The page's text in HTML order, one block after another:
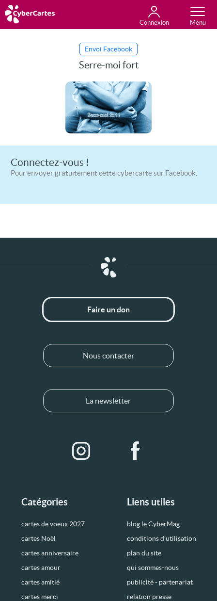
Connexion
Toutes les cartes
Envoi Facebook
Serre-moi fort
Connectez-vous !
Pour envoyer gratuitement cette cybercarte sur Facebook.
Catégories
cartes de voeux 2027
cartes Noël
cartes anniversaire
cartes amour
cartes amitié
cartes merci
Liens utiles
blog le CyberMag
conditions d’utilisation
plan du site
qui sommes-nous
publicité - partenariat
relation presse
Faire un don
Nous contacter
La newsletter